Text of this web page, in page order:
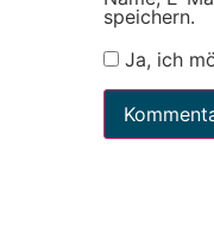
speichern.
Ja, ich